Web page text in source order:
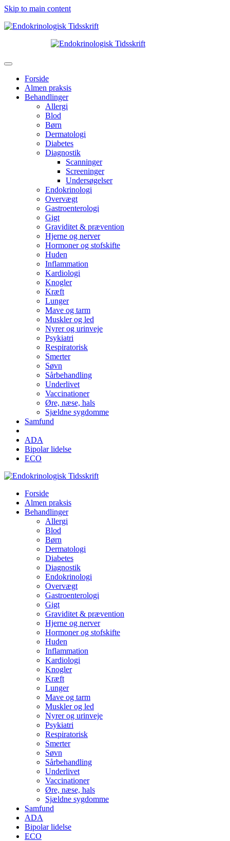
Skip to main content
Forside
Almen praksis
Behandlinger
Allergi
Blod
Børn
Dermatologi
Diabetes
Diagnostik
Scanninger
Screeninger
Undersøgelser
Endokrinologi
Overvægt
Gastroenterologi
Gigt
Graviditet & prævention
Hjerne og nerver
Hormoner og stofskifte
Huden
Inflammation
Kardiologi
Knogler
Kræft
Lunger
Mave og tarm
Muskler og led
Nyrer og urinveje
Psykiatri
Respiratorisk
Smerter
Søvn
Sårbehandling
Underlivet
Vaccinationer
Øre, næse, hals
Sjældne sygdomme
Samfund
ADA
Bipolar lidelse
ECO
Forside
Almen praksis
Behandlinger
Allergi
Blod
Børn
Dermatologi
Diabetes
Diagnostik
Endokrinologi
Overvægt
Gastroenterologi
Gigt
Graviditet & prævention
Hjerne og nerver
Hormoner og stofskifte
Huden
Inflammation
Kardiologi
Knogler
Kræft
Lunger
Mave og tarm
Muskler og led
Nyrer og urinveje
Psykiatri
Respiratorisk
Smerter
Søvn
Sårbehandling
Underlivet
Vaccinationer
Øre, næse, hals
Sjældne sygdomme
Samfund
ADA
Bipolar lidelse
ECO